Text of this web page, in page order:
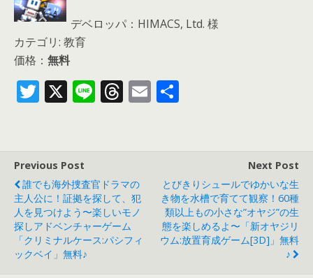
デベロッパ：HIMACS, Ltd. 様
カテゴリ: 教育
価格： 無料
T
er
X Li T
d
s
E
Previous Post
誰でも海外捜査官ドラマの
主人公に！証拠を探して、犯
人を見つけよう〜楽しいモノ
探しアドベンチャーゲーム
「クリミナルケース:パシフィ
ックベイ」無料♪
Next Post
とびきりシュールでゆかいな生
き物を水槽で育てて観察！60種
類以上もの小さな”オヤジ”の生
態を楽しめるよ〜「新オヤジリ
ウム:放置育成ゲーム[3D]」無料
♪